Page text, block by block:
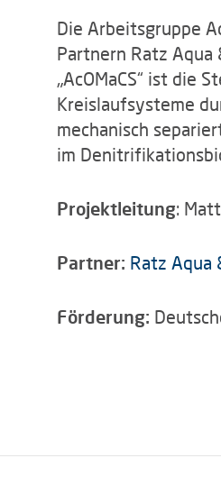
Die Arbeitsgruppe
Partnern Ratz Aqua
„AcOMaCS“ ist die
Kreislaufsysteme
mechanisch
im
Projektleitung:
Partner: Ratz Aqua
Förderung: